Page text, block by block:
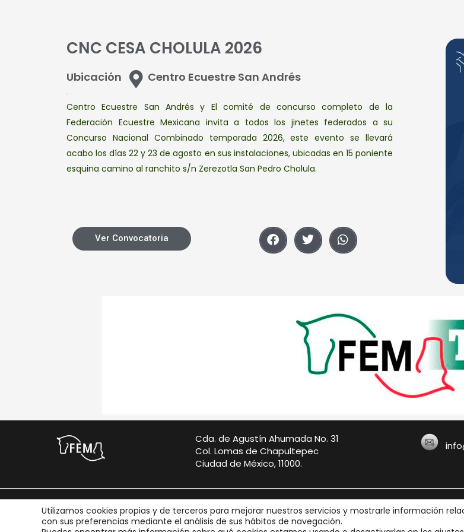
CNC CESA CHOLULA 2026
Ubicación
.
Centro Ecuestre San Andrés
Centro Ecuestre San Andrés y El comité de concurso completo de la
Federación Ecuestre Mexicana invita a todos los jinetes federados a su
Concurso Nacional Combinado temporada 2026, este evento se llevará
acabo los días 22 y 23 de agosto en sus instalaciones, ubicadas en 15 poniente
esquina camino al ranchito s/n Zerezotla San Pedro Cholula.
Ver Convocatoria
Cda. de Agustín Ahumada No. 31
Col. Lomas de Chapultepec
Ciudad de México, 11000.
Copyright © 2026 Federación Ecuestre Mexicana, A.C.
Todos los derechos reservados
Utilizamos cookies propias y de terceros para mejorar nuestros servicios y mostrarle información
con sus preferencias mediante el análisis de sus hábitos de navegación.